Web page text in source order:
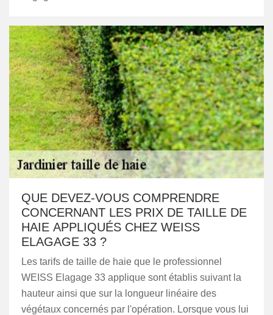
QUE DEVEZ-VOUS COMPRENDRE
CONCERNANT LES PRIX DE TAILLE DE
HAIE APPLIQUÉS CHEZ WEISS
ELAGAGE 33 ?
Les tarifs de taille de haie que le professionnel
WEISS Elagage 33 applique sont établis suivant la
hauteur ainsi que sur la longueur linéaire des
végétaux concernés par l'opération. Lorsque vous lui